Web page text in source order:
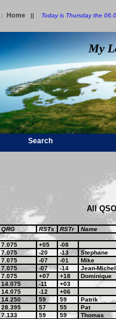
: Home || Today is Thursday the
My
Search
All
QRG RSTs RSTr Name
7.075 +05 -08
7.075 -20 -13 Stephane
7.075 -07 -01 Mike
7.075 -07 -14 Jean-Michel
7.075 +07 +18 Dominique
14.075 -11 +03
14.075 -12 +06
14.250 59 59 Patrik
28.395 57 55 Pat
7.133 59 59 Thomas